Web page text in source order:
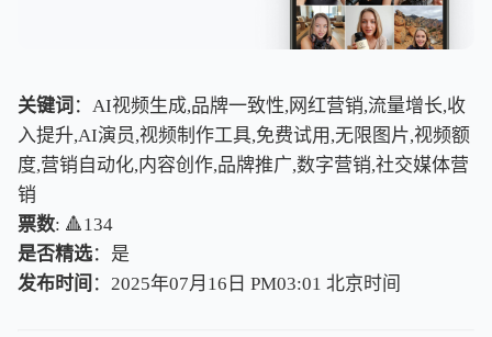
关键词 ：AI视频生成,品牌一致性,网红营销,流量增长,收
入提升,AI演员,视频制作工具,免费试用,无限图片,视频额
度,营销自动化,内容创作,品牌推广,数字营销,社交媒体营
销
票数: 🔺134
是否精选：是
发布时间 ：2025年07月16日 PM03:01 北京时间
北京时间